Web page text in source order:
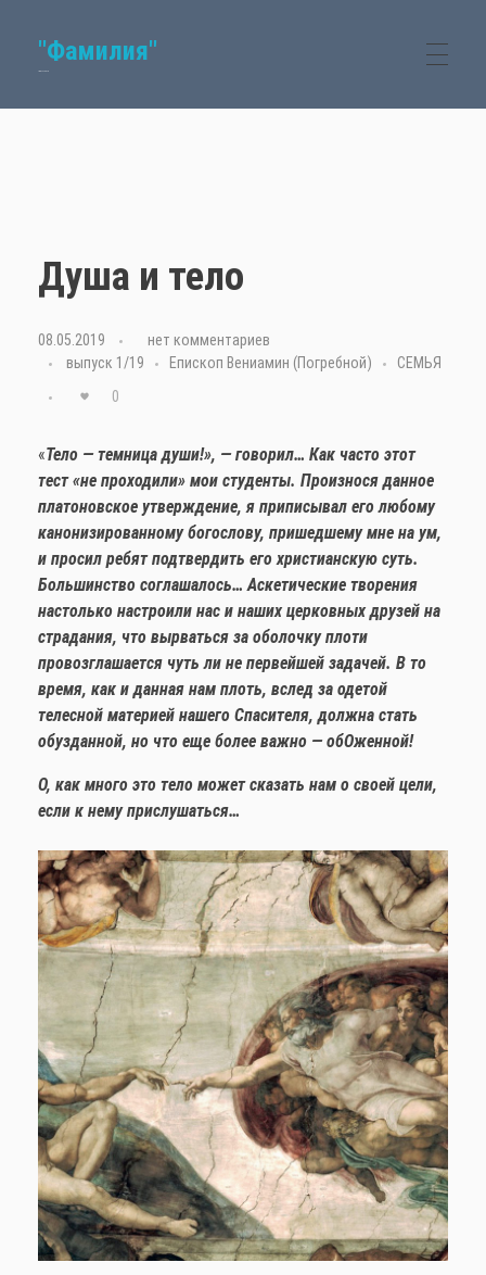
"Фамилия"
Душа и тело
08.05.2019
нет комментариев
выпуск 1/19
Епископ Вениамин (Погребной)
СЕМЬЯ
0
«Тело — темница души!», — говорил… Как часто этот
тест «не проходили» мои студенты. Произнося данное
платоновское утверждение, я приписывал его любому
канонизированному богослову, пришедшему мне на ум,
и просил ребят подтвердить его христианскую суть.
Большинство соглашалось… Аскетические творения
настолько настроили нас и наших церковных друзей на
страдания, что вырваться за оболочку плоти
провозглашается чуть ли не первейшей задачей. В то
время, как и данная нам плоть, вслед за одетой
телесной материей нашего Спасителя, должна стать
обузданной, но что еще более важно — обОженной!
О, как много это тело может сказать нам о своей цели,
если к нему прислушаться…